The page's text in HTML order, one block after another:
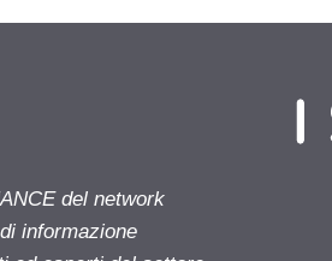
del network
informazione